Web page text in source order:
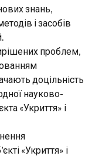
знань,
і засобів
проблем,
доцільність
науково-
«Укриття» і
«Укриття» і